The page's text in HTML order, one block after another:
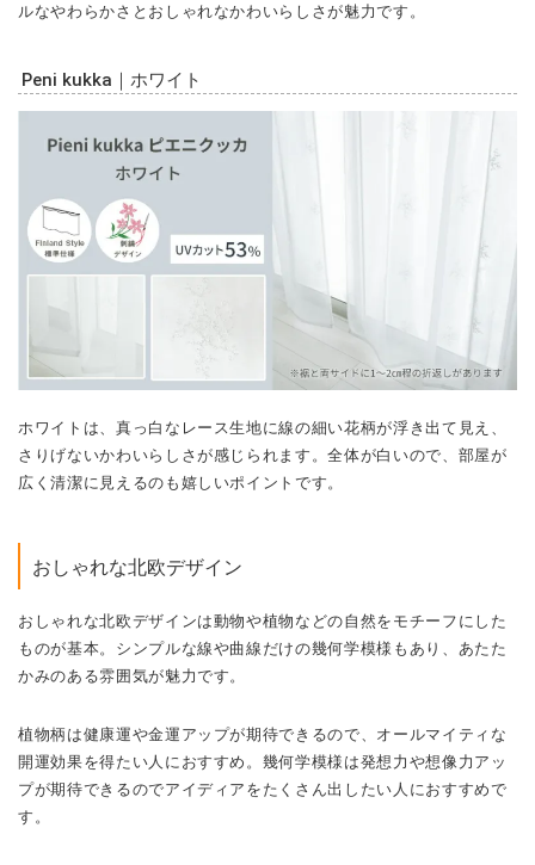
ルなやわらかさとおしゃれなかわいらしさが魅力です。
Peni kukka｜ホワイト
ホワイトは、真っ白なレース生地に線の細い花柄が浮き出て見え、
さりげないかわいらしさが感じられます。全体が白いので、部屋が
広く清潔に見えるのも嬉しいポイントです。
おしゃれな北欧デザイン
おしゃれな北欧デザインは動物や植物などの自然をモチーフにした
ものが基本。シンプルな線や曲線だけの幾何学模様もあり、あたた
かみのある雰囲気が魅力です。
植物柄は健康運や金運アップが期待できるので、オールマイティな
開運効果を得たい人におすすめ。幾何学模様は発想力や想像力アッ
プが期待できるのでアイディアをたくさん出したい人におすすめで
す。